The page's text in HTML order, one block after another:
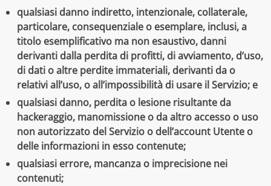
qualsiasi danno indiretto, intenzionale, collaterale,
particolare, consequenziale o esemplare, inclusi, a
titolo esemplificativo ma non esaustivo, danni
derivanti dalla perdita di profitti, di avviamento, d’uso,
di dati o altre perdite immateriali, derivanti da o
relativi all’uso, o all’impossibilità di usare il Servizio; e
qualsiasi danno, perdita o lesione risultante da
hackeraggio, manomissione o da altro accesso o uso
non autorizzato del Servizio o dell’account Utente o
delle informazioni in esso contenute;
qualsiasi errore, mancanza o imprecisione nei
contenuti;